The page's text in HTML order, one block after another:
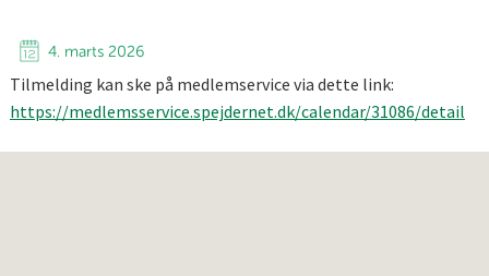
4. marts 2026
Tilmelding kan ske på medlemservice via dette link:
https://medlemsservice.spejdernet.dk/calendar/31086/detail